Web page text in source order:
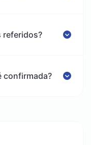
referidos?
confirmada?